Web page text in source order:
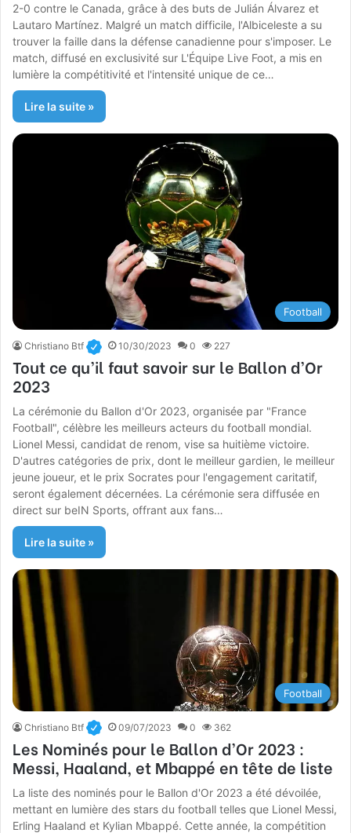
2-0 contre le Canada, grâce à des buts de Julián Álvarez et
Lautaro Martínez. Malgré un match difficile, l'Albiceleste a su
trouver la faille dans la défense canadienne pour s'imposer. Le
match, diffusé en exclusivité sur L'Équipe Live Foot, a mis en
lumière la compétitivité et l'intensité unique de ce…
Lire la suite »
Football
Christiano Btf 10/30/2023 0 227
Tout ce qu’il faut savoir sur le Ballon d’Or
2023
La cérémonie du Ballon d'Or 2023, organisée par "France
Football", célèbre les meilleurs acteurs du football mondial.
Lionel Messi, candidat de renom, vise sa huitième victoire.
D'autres catégories de prix, dont le meilleur gardien, le meilleur
jeune joueur, et le prix Socrates pour l'engagement caritatif,
seront également décernées. La cérémonie sera diffusée en
direct sur beIN Sports, offrant aux fans…
Lire la suite »
Football
Christiano Btf 09/07/2023 0 362
Les Nominés pour le Ballon d’Or 2023 :
Messi, Haaland, et Mbappé en tête de liste
La liste des nominés pour le Ballon d'Or 2023 a été dévoilée,
mettant en lumière des stars du football telles que Lionel Messi,
Erling Haaland et Kylian Mbappé. Cette année, la compétition